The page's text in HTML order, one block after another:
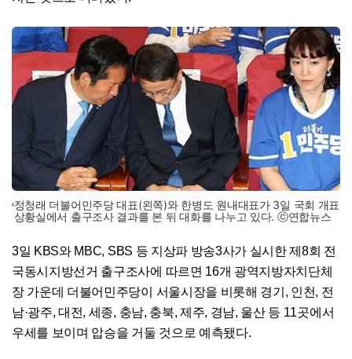
정청래 더불어민주당 대표(왼쪽)와 한병도 원내대표가 3일 국회 개표
상황실에서 출구조사 결과를 본 뒤 대화를 나누고 있다. ⓒ연합뉴스
3일 KBS와 MBC, SBS 등 지상파 방송3사가 실시한 제8회 전
국동시지방선거 출구조사에 따르면 16개 광역지방자치단체
장 가운데 더불어민주당이 서울시장을 비롯해 경기, 인천, 전
남·광주, 대전, 세종, 충남, 충북, 제주, 경남, 울산 등 11곳에서
우세를 보이며 압승을 거둘 것으로 예측됐다.